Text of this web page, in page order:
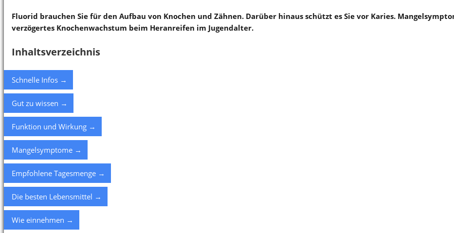
Fluorid brauchen Sie für den Aufbau von Knochen und Zähnen. Darüber hinaus schützt es Sie vor Karies.
verzögertes Knochenwachstum beim Heranreifen im Jugendalter.
Inhaltsverzeichnis
Schnelle Infos →
Gut zu wissen →
Funktion und Wirkung →
Mangelsymptome →
Empfohlene Tagesmenge →
Die besten Lebensmittel →
Wie einnehmen →